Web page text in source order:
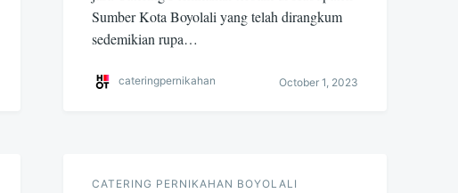
Sumber Kota Boyolali yang telah dirangkum
sedemikian rupa…
cateringpernikahan October 1, 2023
CATERING PERNIKAHAN BOYOLALI